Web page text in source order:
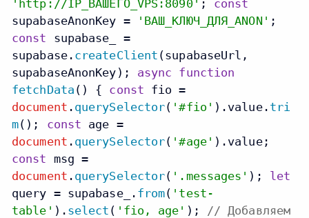
'http://IP_ВАШЕГО_VPS:8090' ; const
supabaseAnonKey =
'ВАШ_КЛЮЧ_ДЛЯ_ANON' ;
const supabase_ =
supabase. createClient (supabaseUrl,
supabaseAnonKey); async function
fetchData ( ) { const fio =
document . querySelector( '#fio' ). value. tri
m(); const age =
document . querySelector( '#age' ). value;
const msg =
document . querySelector( '.messages' ); let
query = supabase_. from( 'test-
table' ). select ( 'fio, age' );
// Добавляем